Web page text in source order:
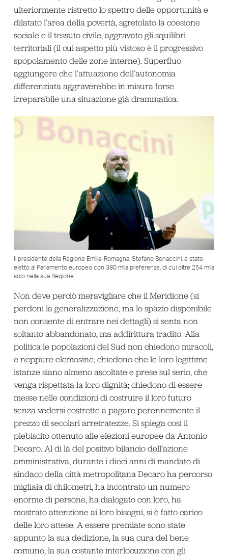
ulteriormente ristretto lo spettro delle opportunità e
dilatato l’area della povertà, sgretolato la coesione
sociale e il tessuto civile, aggravato gli squilibri
territoriali (il cui aspetto più vistoso è il progressivo
spopolamento delle zone interne). Superfluo
aggiungere che l’attuazione dell’autonomia
differenziata aggraverebbe in misura forse
irreparabile una situazione già drammatica.
Il presidente della Regione Emilia-Romagna, Stefano Bonaccini, è stato
eletto al Parlamento europeo con 380 mila preferenze, di cui oltre 254 mila
solo nella sua Regione
Non deve perciò meravigliare che il Meridione (si
perdoni la generalizzazione, ma lo spazio disponibile
non consente di entrare nei dettagli) si senta non
soltanto abbandonato, ma addirittura tradito. Alla
politica le popolazioni del Sud non chiedono miracoli,
e neppure elemosine; chiedono che le loro legittime
istanze siano almeno ascoltate e prese sul serio, che
venga rispettata la loro dignità; chiedono di essere
messe nelle condizioni di costruire il loro futuro
senza vedersi costrette a pagare perennemente il
prezzo di secolari arretratezze. Si spiega così il
plebiscito ottenuto alle elezioni europee da Antonio
Decaro. Al di là del positivo bilancio dell’azione
amministrativa, durante i dieci anni di mandato di
sindaco della città metropolitana Decaro ha percorso
migliaia di chilometri, ha incontrato un numero
enorme di persone, ha dialogato con loro, ha
mostrato attenzione ai loro bisogni, si è fatto carico
delle loro attese. A essere premiate sono state
appunto la sua dedizione, la sua cura del bene
comune, la sua costante interlocuzione con gli